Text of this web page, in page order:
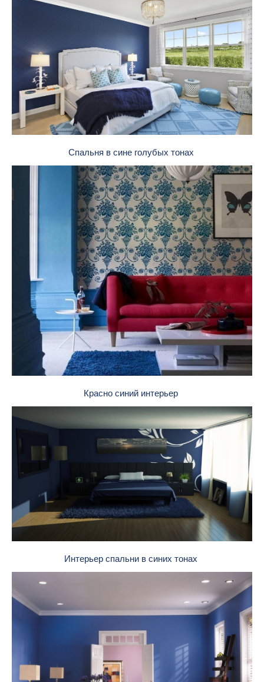
Спальня в сине голубых тонах
Красно синий интерьер
Интерьер спальни в синих тонах